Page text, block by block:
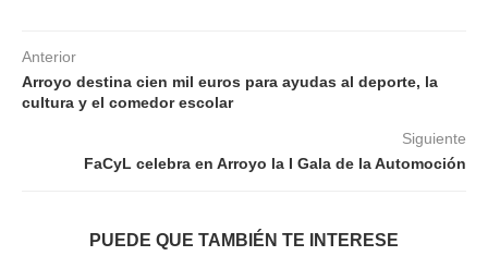
Anterior
Arroyo destina cien mil euros para ayudas al deporte, la
cultura y el comedor escolar
Siguiente
FaCyL celebra en Arroyo la I Gala de la Automoción
PUEDE QUE TAMBIÉN TE INTERESE